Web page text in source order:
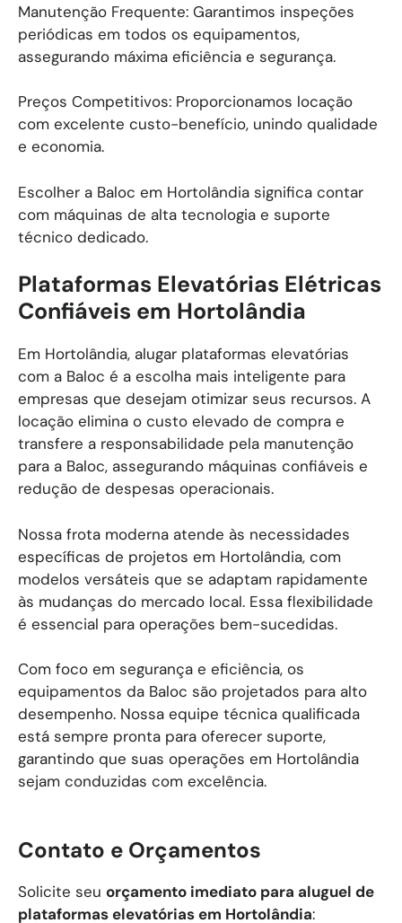
Manutenção Frequente: Garantimos inspeções
periódicas em todos os equipamentos,
assegurando máxima eficiência e segurança.
Preços Competitivos: Proporcionamos locação
com excelente custo-benefício, unindo qualidade
e economia.
Escolher a Baloc em Hortolândia significa contar
com máquinas de alta tecnologia e suporte
técnico dedicado.
Plataformas Elevatórias Elétricas
Confiáveis em Hortolândia
Em Hortolândia, alugar plataformas elevatórias
com a Baloc é a escolha mais inteligente para
empresas que desejam otimizar seus recursos. A
locação elimina o custo elevado de compra e
transfere a responsabilidade pela manutenção
para a Baloc, assegurando máquinas confiáveis e
redução de despesas operacionais.
Nossa frota moderna atende às necessidades
específicas de projetos em Hortolândia, com
modelos versáteis que se adaptam rapidamente
às mudanças do mercado local. Essa flexibilidade
é essencial para operações bem-sucedidas.
Com foco em segurança e eficiência, os
equipamentos da Baloc são projetados para alto
desempenho. Nossa equipe técnica qualificada
está sempre pronta para oferecer suporte,
garantindo que suas operações em Hortolândia
sejam conduzidas com excelência.
Contato e Orçamentos
Solicite seu orçamento imediato para aluguel de
plataformas elevatórias em Hortolândia: